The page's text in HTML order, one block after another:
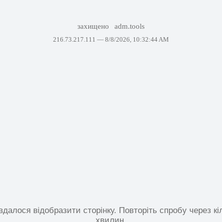
захищено adm.tools
216.73.217.111 — 8/8/2026, 10:32:44 AM
відобразити сторінку. Повторіть спробу через